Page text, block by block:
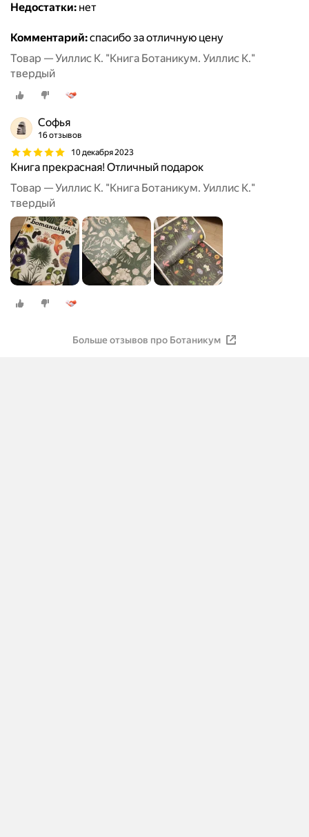
Недостатки: нет
Комментарий:спасибо за отличную цену
Товар — Уиллис К. "Книга Ботаникум. Уиллис К."
твердый
Софья
16 отзывов
10 декабря 2023
Книга прекрасная! Отличный подарок
Товар — Уиллис К. "Книга Ботаникум. Уиллис К."
твердый
Больше отзывов про Ботаникум